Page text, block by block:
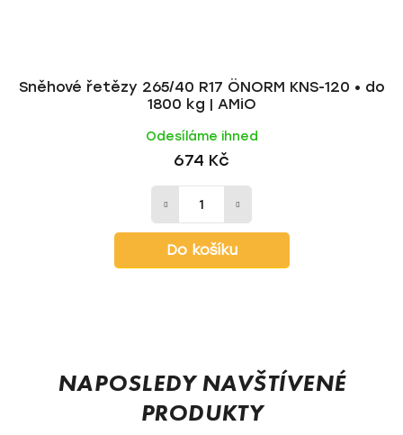
Sněhové řetězy 265/40 R17 ÖNORM KNS-120 • do
1800 kg | AMiO
Odesíláme ihned
674 Kč
Do košíku
NAPOSLEDY NAVŠTÍVENÉ
PRODUKTY